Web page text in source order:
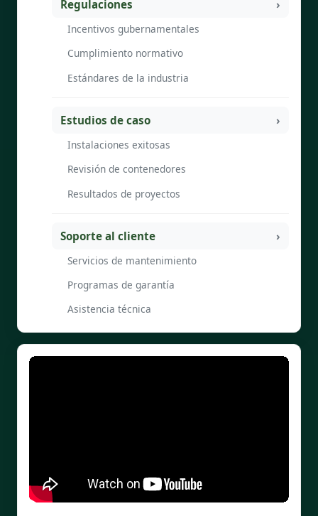
Regulaciones
Incentivos gubernamentales
Cumplimiento normativo
Estándares de la industria
Estudios de caso
Instalaciones exitosas
Revisión de contenedores
Resultados de proyectos
Soporte al cliente
Servicios de mantenimiento
Programas de garantía
Asistencia técnica